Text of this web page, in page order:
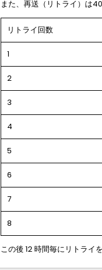
また、再送（リトライ）は
リトライ回数
1
2
3
4
5
6
7
8
この後 12 時間毎にリトライ